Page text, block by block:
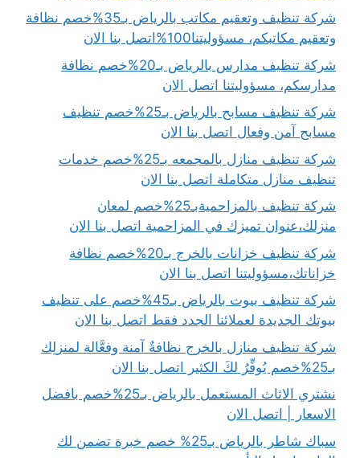
شركة تنظيف وتعقيم مكاتب بالرياض بـ35%خصم نظافة
وتعقيم مكاتبكم، مسؤوليتنا100%اتصل بنا الان
شركة تنظيف مدارس بالرياض بـ20%خصم نظافة
مدارسكم، مسؤوليتنا اتصل الان
شركة تنظيف مسابح بالرياض بـ25%خصم تنظيف
مسابح آمن وفعال اتصل بنا الان
شركة تنظيف منازل بالمجمعه بـ25%خصم خدمات
تنظيف منازل متكاملة اتصل بنا الان
شركة تنظيف بالمزاحميةبـ25%خصم لمعان
منزلك،عنوان تميزك في المزاحمية اتصل بنا الان
شركة تنظيف خزانات بالخرج بـ20%خصم نظافة
خزاناتك،مسؤوليتنا اتصل بنا الان
شركة تنظيف بيوت بالرياض بـ45%خصم على تنظيف
بيوتك الجديدة لعملائنا الجدد فقط اتصل بنا الان
شركة تنظيف منازل بالخرج نظافةٌ آمنة وفعَّالة لمنزلِك
بـ25%خصم يُوفِّرُ لكَ الكثير اتصل بنا الان
نشتري الاثاث المستعمل بالرياض بـ25%خصم بافضل
الاسعار | اتصل الان
سباك شاطر بالرياض بـ25% خصم خبرة تضمن لك